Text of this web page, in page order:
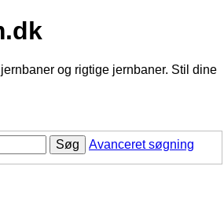
og rigtige jernbaner. Stil dine
Søg Avanceret søgning